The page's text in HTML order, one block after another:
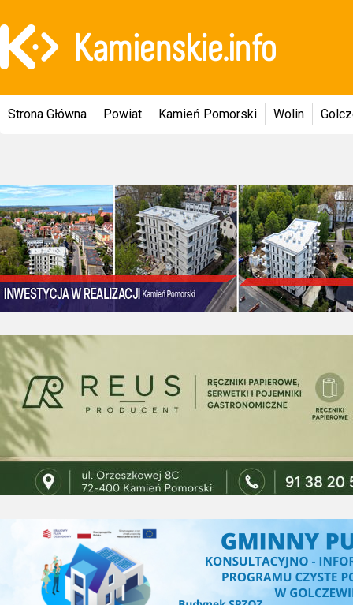
Strona Główna Powiat Kamień Pomorski Wolin